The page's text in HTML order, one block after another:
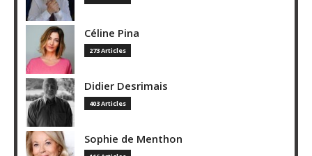
Céline Pina
273 Articles
Didier Desrimais
403 Articles
Sophie de Menthon